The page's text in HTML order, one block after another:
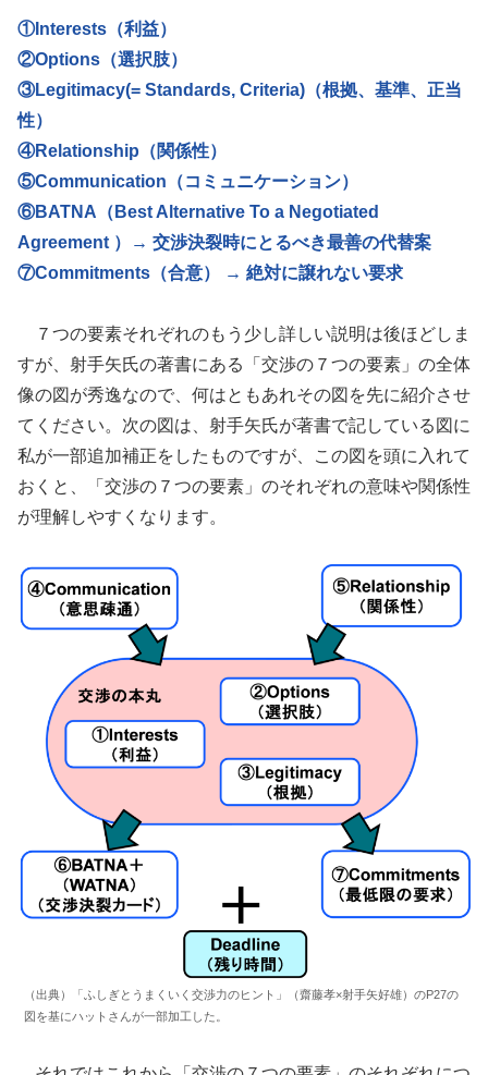
①Interests（利益）
②Options（選択肢）
③Legitimacy(= Standards, Criteria)（根拠、基準、正当
性）
④Relationship（関係性）
⑤Communication（コミュニケーション）
⑥BATNA（Best Alternative To a Negotiated
Agreement ）→ 交渉決裂時にとるべき最善の代替案
⑦Commitments（合意） → 絶対に譲れない要求
７つの要素それぞれのもう少し詳しい説明は後ほどしま
すが、射手矢氏の著書にある「交渉の７つの要素」の全体
像の図が秀逸なので、何はともあれその図を先に紹介させ
てください。次の図は、射手矢氏が著書で記している図に
私が一部追加補正をしたものですが、この図を頭に入れて
おくと、「交渉の７つの要素」のそれぞれの意味や関係性
が理解しやすくなります。
（出典）「ふしぎとうまくいく交渉力のヒント」（齋藤孝×射手矢好雄）のP27の
図を基にハットさんが一部加工した。